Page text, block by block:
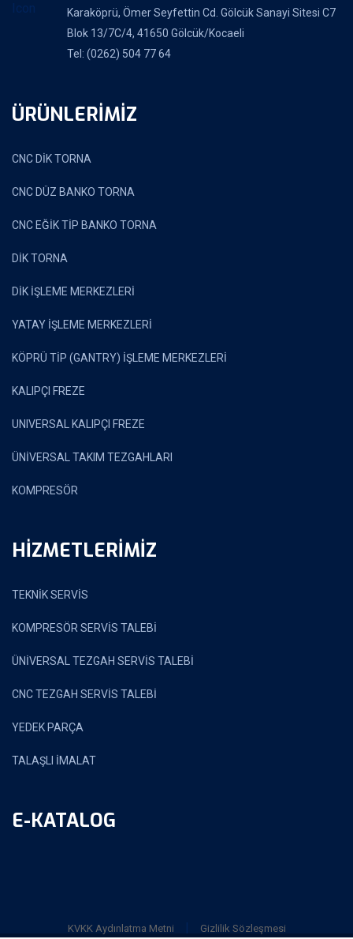
Karaköprü, Ömer Seyfettin Cd. Gölcük Sanayi Sitesi C7
Blok 13/7C/4, 41650 Gölcük/Kocaeli
Tel: (0262) 504 77 64
ÜRÜNLERİMİZ
CNC DİK TORNA
CNC DÜZ BANKO TORNA
CNC EĞİK TİP BANKO TORNA
DİK TORNA
DİK İŞLEME MERKEZLERİ
YATAY İŞLEME MERKEZLERİ
KÖPRÜ TİP (GANTRY) İŞLEME MERKEZLERİ
KALIPÇI FREZE
UNIVERSAL KALIPÇI FREZE
ÜNİVERSAL TAKIM TEZGAHLARI
KOMPRESÖR
HİZMETLERİMİZ
TEKNİK SERVİS
KOMPRESÖR SERVİS TALEBİ
ÜNİVERSAL TEZGAH SERVİS TALEBİ
CNC TEZGAH SERVİS TALEBİ
YEDEK PARÇA
TALAŞLI İMALAT
E-KATALOG
KVKK Aydınlatma Metni Gizlilik Sözleşmesi